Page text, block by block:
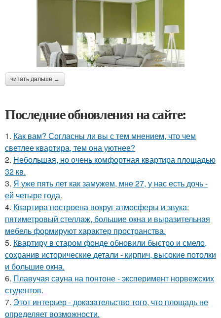
читать дальше →
Последние обновления на сайте:
1. Как вам? Согласны ли вы с тем мнением, что чем
светлее квартира, тем она уютнее?
2. Небольшая, но очень комфортная квартира площадью
32 кв.
3. Я уже пять лет как замужем, мне 27, у нас есть дочь -
ей четыре года.
4. Квартира построена вокруг атмосферы и звука:
пятиметровый стеллаж, большие окна и выразительная
мебель формируют характер пространства.
5. Квартиру в старом фонде обновили быстро и смело,
сохранив исторические детали - кирпич, высокие потолки
и большие окна.
6. Плавучая сауна на понтоне - эксперимент норвежских
студентов.
7. Этот интерьер - доказательство того, что площадь не
определяет возможности.